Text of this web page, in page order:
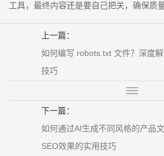
工具，最终内容还是要自己把关，确保质量
上一篇：
如何编写 robots.txt 文件？深度
技巧
下一篇：
如何通过AI生成不同风格的产品
SEO效果的实用技巧